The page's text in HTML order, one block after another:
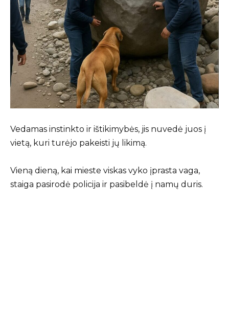
Vedamas instinkto ir ištikimybės, jis nuvedė juos į
vietą, kuri turėjo pakeisti jų likimą.
Vieną dieną, kai mieste viskas vyko įprasta vaga,
staiga pasirodė policija ir pasibeldė į namų duris.